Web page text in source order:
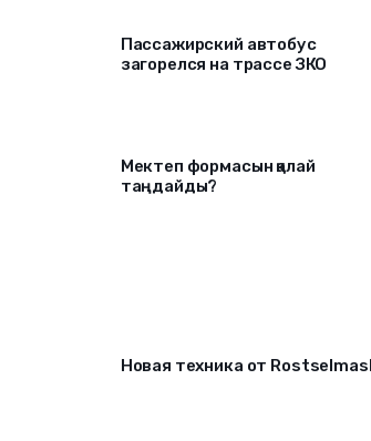
Пассажирский автобус
загорелся на трассе ЗКО
Мектеп формасын қалай
таңдайды?
Новая техника от